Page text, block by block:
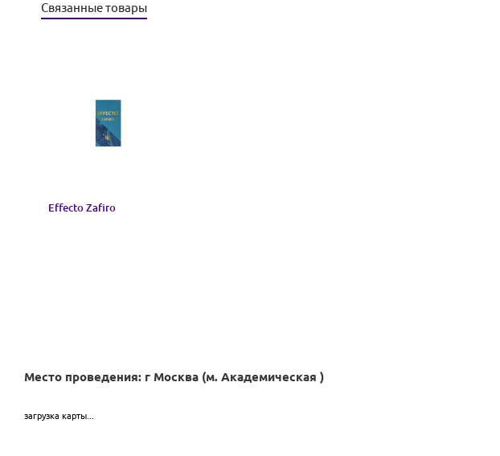
Связанные товары
Effecto Zafiro
Место проведения: г Москва (м. Академическая )
загрузка карты...